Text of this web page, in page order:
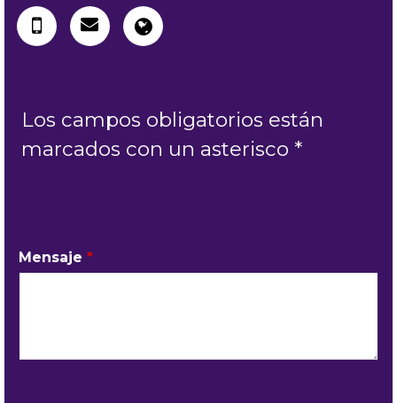
Los campos obligatorios están
marcados con un asterisco *
Mensaje *